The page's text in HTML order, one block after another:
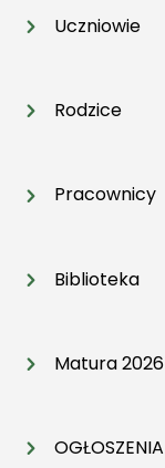
Uczniowie
Rodzice
Pracownicy
Biblioteka
Matura 2026
OGŁOSZENIA